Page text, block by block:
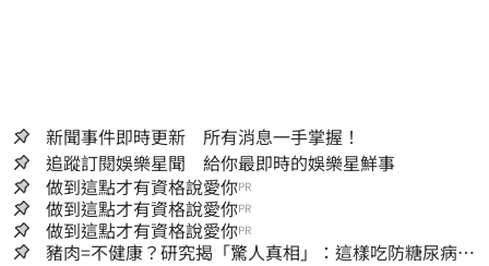
新聞事件即時更新 所有消息一手掌握！
追蹤訂閱娛樂星聞 給你最即時的娛樂星鮮事
做到這點才有資格說愛你PR
做到這點才有資格說愛你PR
做到這點才有資格說愛你PR
豬肉=不健康？研究揭「驚人真相」：這樣吃防糖尿病、